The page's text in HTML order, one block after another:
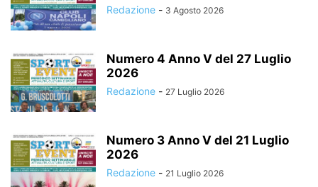
Redazione - 3 Agosto 2026
Numero 4 Anno V del 27 Luglio
2026
Redazione - 27 Luglio 2026
Numero 3 Anno V del 21 Luglio
2026
Redazione - 21 Luglio 2026